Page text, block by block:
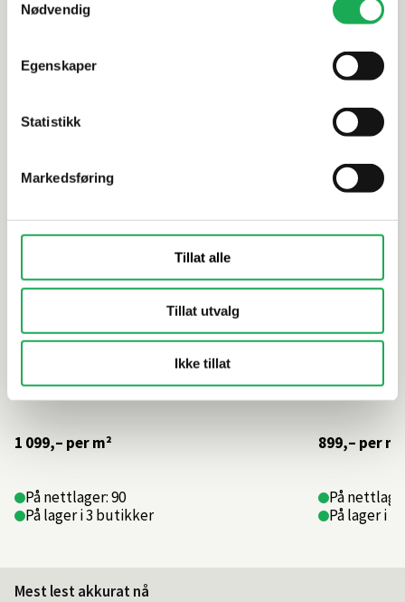
Nødvendig
Egenskaper
Statistikk
Markedsføring
Tillat alle
Tillat utvalg
Ikke tillat
Alternative produkter
Antique Aurea, Bianco Navona 60x60
1 099,– per m²
På nettlager: 90
På lager i 3 butikker
Amazing,
LA FENICE
899,– per m²
På
På lager i
Mest lest akkurat nå